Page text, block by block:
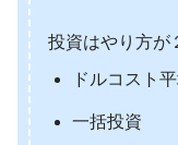
投資はやり方が
ドルコスト
一括投資